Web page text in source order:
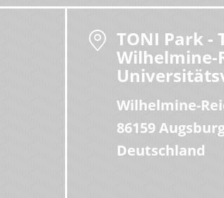
TONI Park -
Wilhelmine-
Wilhelmine-
86159
Deutschland